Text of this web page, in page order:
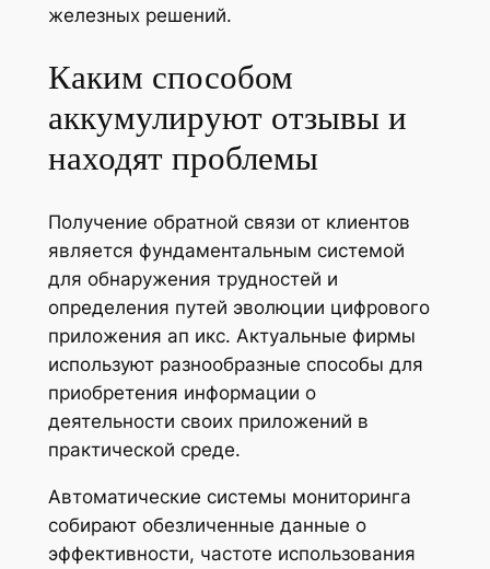
железных решений.
Каким способом
аккумулируют отзывы и
находят проблемы
Получение обратной связи от клиентов
является фундаментальным системой
для обнаружения трудностей и
определения путей эволюции цифрового
приложения ап икс. Актуальные фирмы
используют разнообразные способы для
приобретения информации о
деятельности своих приложений в
практической среде.
Автоматические системы мониторинга
собирают обезличенные данные о
эффективности, частоте использования